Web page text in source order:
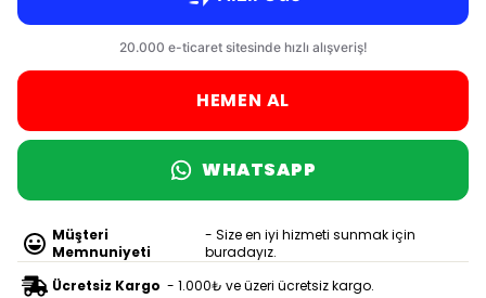
HEMEN AL
WHATSAPP
Müşteri
Memnuniyeti
- Size en iyi hizmeti sunmak için
buradayız.
Ücretsiz Kargo - 1.000₺ ve üzeri ücretsiz kargo.